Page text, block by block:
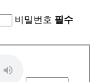
비밀번호 필수